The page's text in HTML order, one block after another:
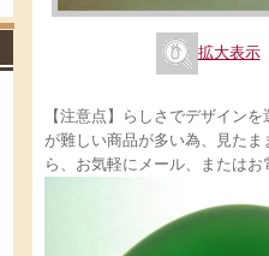
拡大表示
【注意点】らしさでデザイン
が難しい商品が多い為、見た
ら、お気軽にメール、または